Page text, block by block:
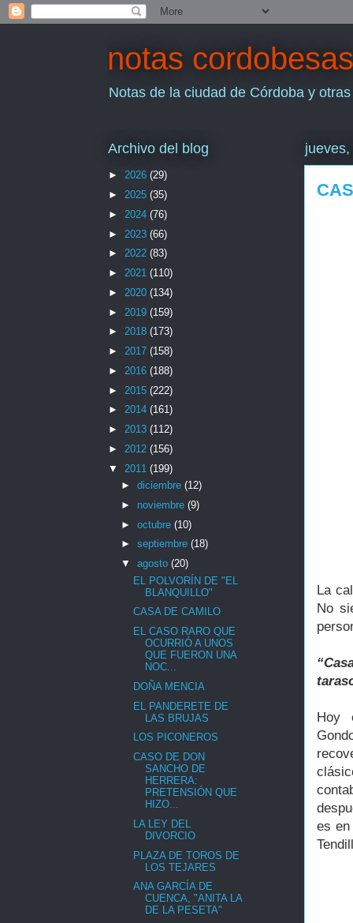
notas cordobesas
Notas de la ciudad de Córdoba y
La
No
Hoy
es
Archivo del blog
► 2026 (29)
► 2025 (35)
► 2024 (76)
► 2023 (66)
► 2022 (83)
► 2021 (110)
► 2020 (134)
► 2019 (159)
► 2018 (173)
► 2017 (158)
► 2016 (188)
► 2015 (222)
► 2014 (161)
► 2013 (112)
► 2012 (156)
▼ 2011 (199)
► diciembre (12)
► noviembre (9)
► octubre (10)
► septiembre (18)
▼ agosto (20)
EL POLVORÍN DE "EL
BLANQUILLO"
CASA DE CAMILO
EL CASO RARO QUE
OCURRIÓ A UNOS
QUE FUERON UNA
NOC...
DOÑA MENCIA
EL PANDERETE DE
LAS BRUJAS
LOS PICONEROS
CASO DE DON
SANCHO DE
HERRERA:
PRETENSIÓN QUE
HIZO...
LA LEY DEL
DIVORCIO
PLAZA DE TOROS DE
LOS TEJARES
ANA GARCÍA DE
CUENCA, "ANITA LA
DE LA PESETA"